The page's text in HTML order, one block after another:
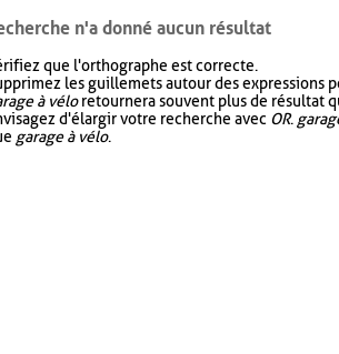
n'a donné aucun résultat
que l'orthographe est correcte.
les guillemets autour des expressions
à véloretournera souvent plus de résultat
d'élargir votre recherche avec OR.
garage à vélo.